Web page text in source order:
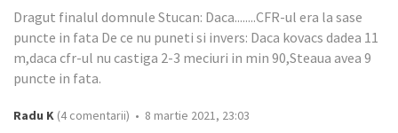
Dragut finalul domnule Stucan: Daca........CFR-ul era la sase
puncte in fata De ce nu puneti si invers: Daca kovacs dadea 11
m,daca cfr-ul nu castiga 2-3 meciuri in min 90,Steaua avea 9
puncte in fata.
Radu K (4 comentarii) • 8 martie 2021, 23:03